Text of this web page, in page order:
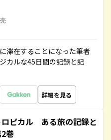
滞在することになった筆者
カルな45日間の記録と記
詳細を見る
ロピカル ある旅の記録と
巻